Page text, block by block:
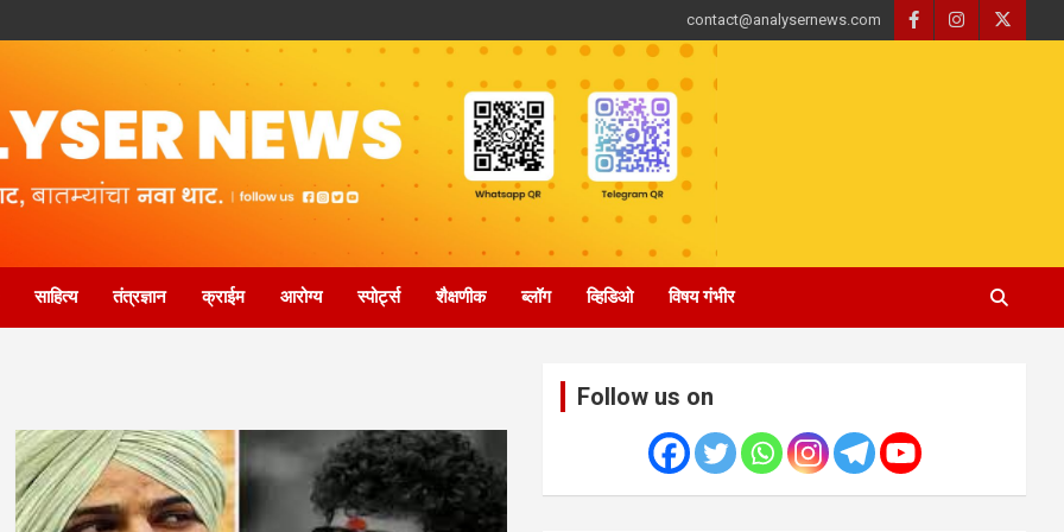
contact@analysernews.com
साहित्य तंत्रज्ञान क्राईम आरोग्य स्पोर्ट्स शैक्षणीक ब्लॉग व्हिडिओ विषय गंभीर
Follow us on